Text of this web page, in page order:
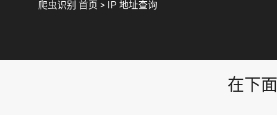
爬虫识别 首页 > IP 地址查询
在下